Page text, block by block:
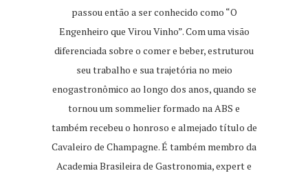
passou então a ser conhecido como “O
Engenheiro que Virou Vinho”. Com uma visão
diferenciada sobre o comer e beber, estruturou
seu trabalho e sua trajetória no meio
enogastronômico ao longo dos anos, quando se
tornou um sommelier formado na ABS e
também recebeu o honroso e almejado título de
Cavaleiro de Champagne. É também membro da
Academia Brasileira de Gastronomia, expert e